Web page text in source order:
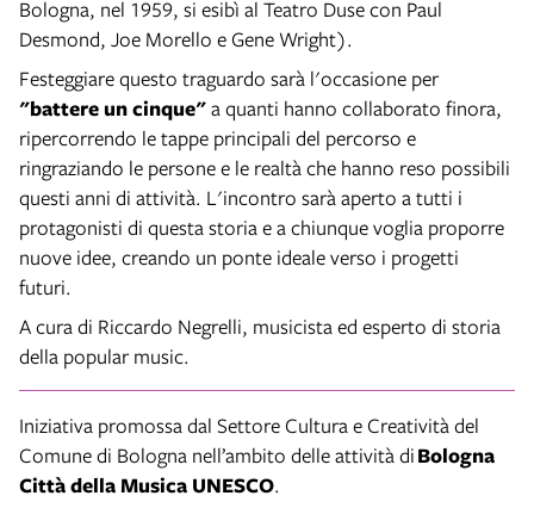
Bologna, nel 1959, si esibì al Teatro Duse con Paul
Desmond, Joe Morello e Gene Wright).
Festeggiare questo traguardo sarà l'occasione per
"battere un cinque"a quanti hanno collaborato finora,
ripercorrendo le tappe principali del percorso e
ringraziando le persone e le realtà che hanno reso possibili
questi anni di attività. L'incontro sarà aperto a tutti i
protagonisti di questa storia e a chiunque voglia proporre
nuove idee, creando un ponte ideale verso i progetti
futuri.
A cura di Riccardo Negrelli, musicista ed esperto di storia
della popular music.
Iniziativa promossa dal Settore Cultura e Creatività del
Comune di Bologna nell’ambito delle attività diBologna
Città della Musica UNESCO.